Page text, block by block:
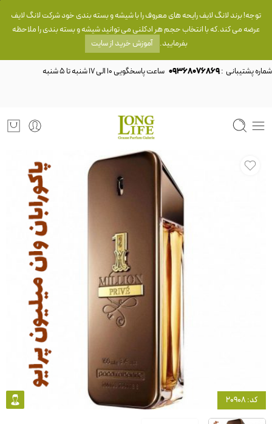
توجه! برند لانگ لایف رایحه های معروف را با شیشه و بسته بندی خود شرکت لانگ لایف
عرضه می کند.که با انتخاب حجم هر ادکلنی می توانید شیشه و بسته بندی را ملاحظه
بفرمایید. آموزش خرید از سایت
شماره پشتیبانی :09368076869
کد: 20908